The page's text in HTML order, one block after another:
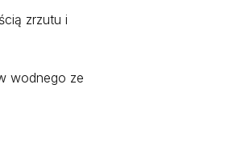
zrzutu i
wodnego ze